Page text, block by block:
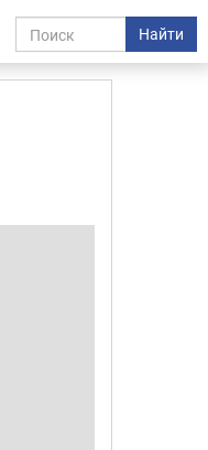
Найти